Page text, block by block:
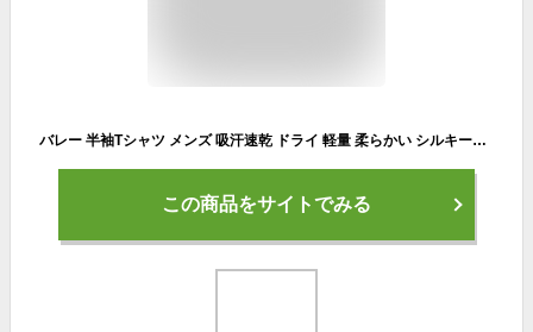
バレー 半袖Tシャツ メンズ 吸汗速乾 ドライ 軽量 柔らかい シルキータッチ 部活 練習着 「オールプレー」 ノースアイランド NORTHISLAND ワンポイント
この商品をサイトでみる